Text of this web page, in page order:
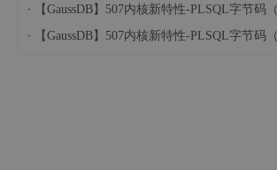
· 【GaussDB】507内核新特性-PLSQL字节码（
· 【GaussDB】507内核新特性-PLSQL字节码（